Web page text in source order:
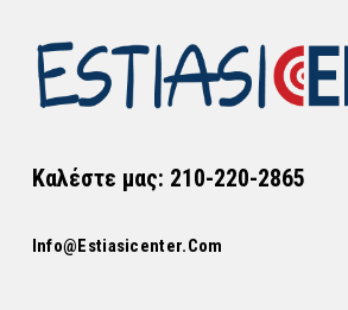
Καλέστε μας: 210-220-2865
Info@estiasicenter.com